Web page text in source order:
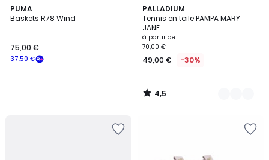
PUMA
Baskets R78 Wind
37,50 €
75,00 €
PALLADIUM
Tennis en toile PAMPA MARY
JANE
à partir de
70,00 €
49,00 € -30%
4,5
/ 5
9
Couleurs
4,5
/